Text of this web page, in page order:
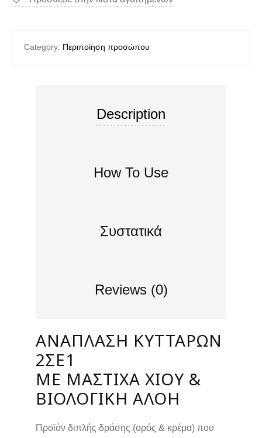
Category: Περιποίηση προσώπου
Description
How To Use
Συστατικά
Reviews (0)
ΑΝΆΠΛΑΣΗ ΚΥΤΤΆΡΩΝ
2ΣΕ1
ΜΕ ΜΑΣΤΊΧΑ ΧΊΟΥ &
ΒΙΟΛΟΓΙΚΉ ΑΛΌΗ
Προϊόν διπλής δράσης (ορός & κρέμα) που